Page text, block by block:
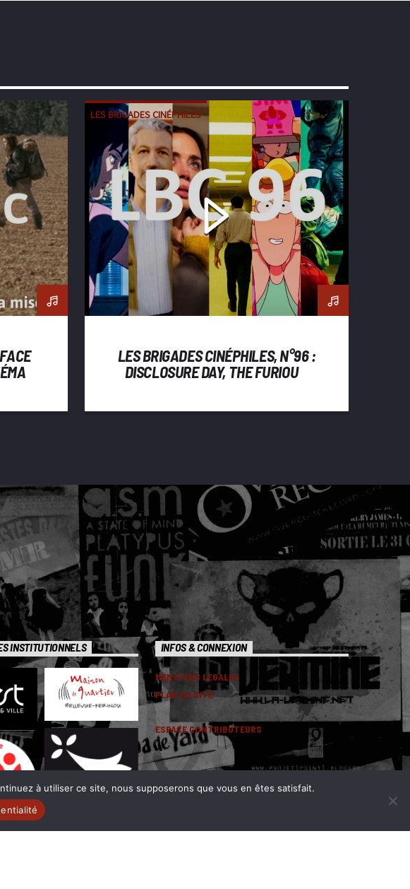
LES BRIGADES CINÉPHILES
LES BRIGADES CINÉPHILES, N°96 :
DISCLOSURE DAY, THE FURIOUS,
INSTITUTIONNELS INFOS & CONNEXION
MENTIONS LEGALES
PLAN DU SITE
ESPACE CONTRIBUTEURS
à utiliser ce site, nous supposerons que vous en êtes satisfait.